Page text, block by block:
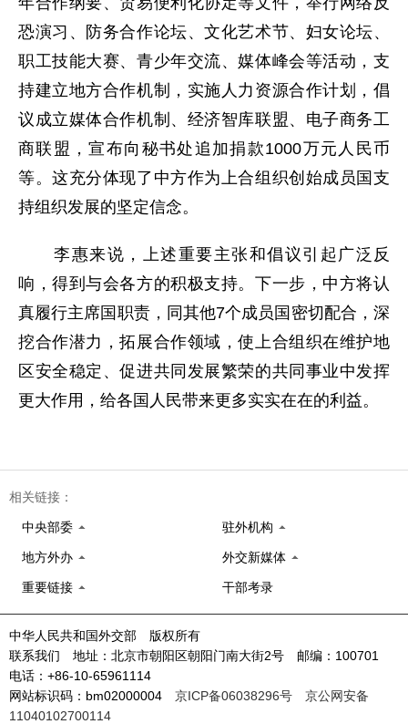
恐演习、防务合作论坛、文化艺术节、妇女论坛、
职工技能大赛、青少年交流、媒体峰会等活动，支
持建立地方合作机制，实施人力资源合作计划，倡
议成立媒体合作机制、经济智库联盟、电子商务工
商联盟，宣布向秘书处追加捐款1000万元人民币
等。这充分体现了中方作为上合组织创始成员国支
持组织发展的坚定信念。
李惠来说，上述重要主张和倡议引起广泛反
响，得到与会各方的积极支持。下一步，中方将认
真履行主席国职责，同其他7个成员国密切配合，深
挖合作潜力，拓展合作领域，使上合组织在维护地
区安全稳定、促进共同发展繁荣的共同事业中发挥
更大作用，给各国人民带来更多实实在在的利益。
相关链接：
中央部委 驻外机构
地方外办 外交新媒体
重要链接 干部考录
中华人民共和国外交部 版权所有
联系我们 地址：北京市朝阳区朝阳门南大街2号 邮编：100701
电话：+86-10-65961114
网站标识码：bm02000004 京ICP备06038296号
京公网安备
11040102700114